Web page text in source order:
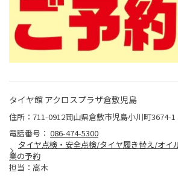
タイヤ館 アクロスプラザ倉敷児島
住所：711-0912岡山県倉敷市児島小川町3674-1
電話番号： 086-474-5300
タイヤ点検・安全点検/タイヤ履き替え/オイ
業の予約
担当：高木